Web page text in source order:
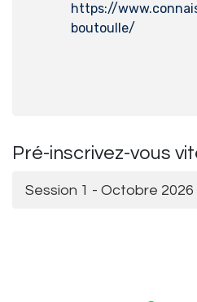
https://
boutoulle/
Pré-inscrivez-vous
Session 1 - Octobre 2026